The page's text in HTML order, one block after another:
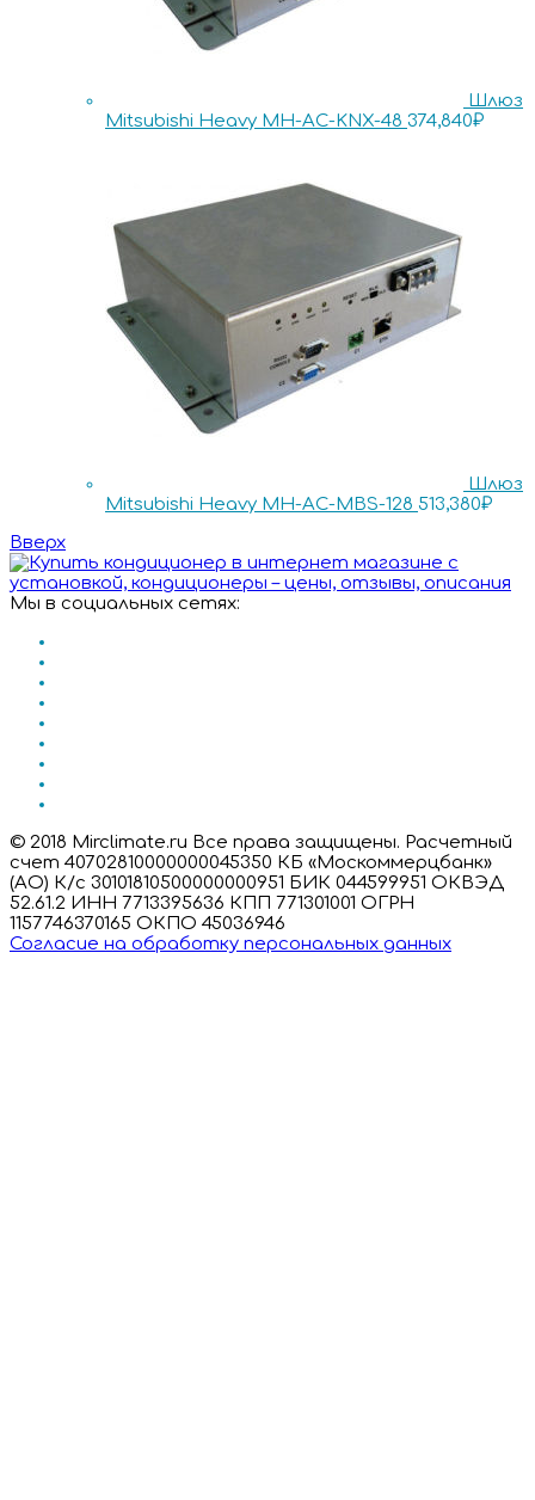
Шлюз
Mitsubishi Heavy MH-AC-KNX-48 374,840₽
Шлюз
Mitsubishi Heavy MH-AC-MBS-128 513,380₽
Вверх
Мы в социальных сетях:
© 2018 Mirclimate.ru Все права защищены. Расчетный
счет 40702810000000045350 КБ «Москоммерцбанк»
(АО) К/с 30101810500000000951 БИК 044599951 ОКВЭД
52.61.2 ИНН 7713395636 КПП 771301001 ОГРН
1157746370165 ОКПО 45036946
Согласие на обработку персональных данных